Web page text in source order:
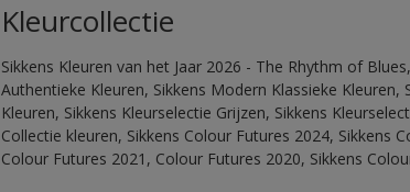
Kleurcollectie
Sikkens Kleuren van het Jaar 2026 - The Rhythm of
Authentieke Kleuren, Sikkens Modern Klassieke Kleuren,
Kleuren, Sikkens Kleurselectie Grijzen, Sikkens
Collectie kleuren, Sikkens Colour Futures 2024, Sikkens
Colour Futures 2021, Colour Futures 2020, Sikkens